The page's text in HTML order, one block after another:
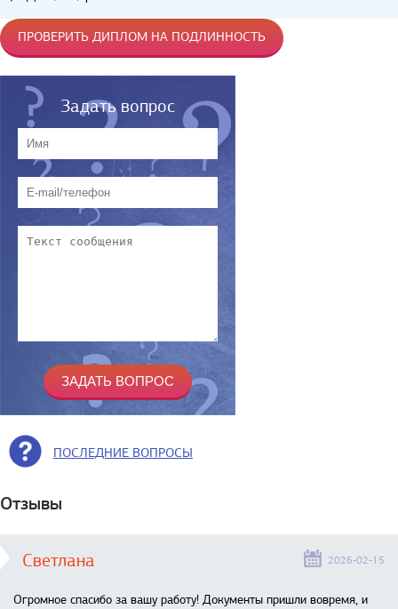
ПРОВЕРИТЬ ДИПЛОМ НА ПОДЛИННОСТЬ
Задать вопрос
ПОСЛЕДНИЕ ВОПРОСЫ
Отзывы
Светлана 2026-02-15
Огромное спасибо за вашу работу! Документы пришли вовремя, и